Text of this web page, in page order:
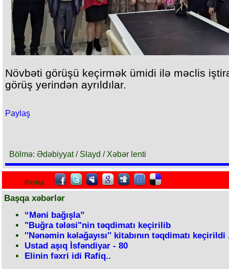
Növbəti görüşü keçirmək ümidi ilə məclis
görüş yerindən ayrıldılar.
Paylaş
Bölmə: Ədəbiyyat / Slayd / Xəbər lenti
Paylaş
Başqa xəbərlər
“Məni bağışla”
"Buğra tələsi"nin təqdimatı keçirilib
''Nənəmin kəlağayısı'' kitabının təqdimatı keçirildi
Ustad aşıq İsfəndiyar - 80
Elinin fəxri idi Rafiq..